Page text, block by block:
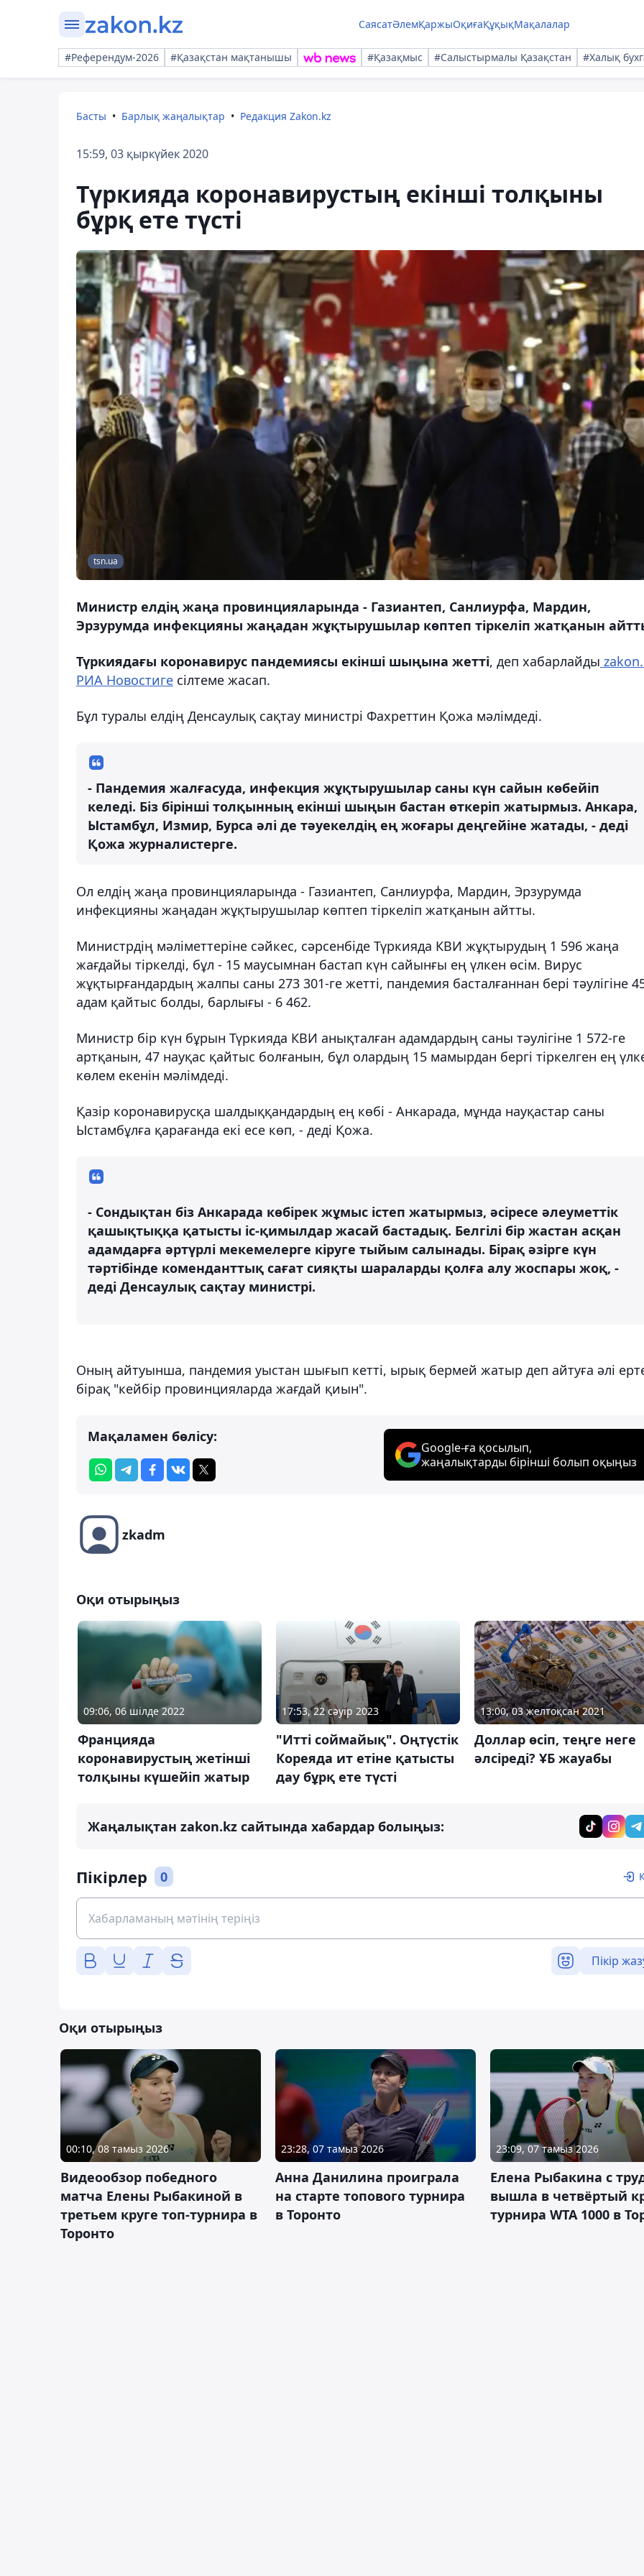
СаясатӘлемҚаржыОқиғаҚұқықМақалалар
#Референдум-2026 #Қазақстан мақтанышы #Қазақмыс #Салыстырмалы Қазақстан #Халық
Басты Барлық жаңалықтар Редакция Zakon.kz
15:59, 03 қыркүйек 2020
Түркияда коронавирустың екінші толқыны
бұрқ ете түсті
tsn.ua
Министр елдің жаңа провинцияларында - Газиантеп, Санлиурфа, Мардин,
Эрзурумда инфекцияны жаңадан жұқтырушылар көптеп тіркеліп жатқанын
Түркиядағы коронавирус пандемиясы екінші шыңына жетті, деп хабарлайды
РИА Новостиге сілтеме жасап.
Бұл туралы елдің Денсаулық сақтау министрі Фахреттин Қожа мәлімдеді.
- Пандемия жалғасуда, инфекция жұқтырушылар саны күн сайын көбейіп
келеді. Біз бірінші толқынның екінші шыңын бастан өткеріп жатырмыз. Анкара,
Ыстамбұл, Измир, Бурса әлі де тәуекелдің ең жоғары деңгейіне жатады, - деді
Қожа журналистерге.
Ол елдің жаңа провинцияларында - Газиантеп, Санлиурфа, Мардин, Эрзурумда
инфекцияны жаңадан жұқтырушылар көптеп тіркеліп жатқанын айтты.
Министрдің мәліметтеріне сәйкес, сәрсенбіде Түркияда КВИ жұқтырудың 1 596 жаңа
жағдайы тіркелді, бұл - 15 маусымнан бастап күн сайынғы ең үлкен өсім. Вирус
жұқтырғандардың жалпы саны 273 301-ге жетті, пандемия басталғаннан бері тәулігіне
адам қайтыс болды, барлығы - 6 462.
Министр бір күн бұрын Түркияда КВИ анықталған адамдардың саны тәулігіне 1 572-ге
артқанын, 47 науқас қайтыс болғанын, бұл олардың 15 мамырдан бергі тіркелген ең
көлем екенін мәлімдеді.
Қазір коронавирусқа шалдыққандардың ең көбі - Анкарада, мұнда науқастар саны
Ыстамбұлға қарағанда екі есе көп, - деді Қожа.
- Сондықтан біз Анкарада көбірек жұмыс істеп жатырмыз, әсіресе әлеуметтік
қашықтыққа қатысты іс-қимылдар жасай бастадық. Белгілі бір жастан асқан
адамдарға әртүрлі мекемелерге кіруге тыйым салынады. Бірақ әзірге күн
тәртібінде коменданттық сағат сияқты шараларды қолға алу жоспары жоқ, -
деді Денсаулық сақтау министрі.
Оның айтуынша, пандемия уыстан шығып кетті, ырық бермей жатыр деп айтуға әлі
бірақ "кейбір провинцияларда жағдай қиын".
Мақаламен бөлісу:
Google-ға қосылып,
жаңалықтарды бірінші болып оқыңыз
zkadm
Оқи отырыңыз
09:06, 06 шілде 2022
Францияда
коронавирустың жетінші
толқыны күшейіп жатыр
17:53, 22 сәуір 2023
"Итті соймайық". Оңтүстік
Кореяда ит етіне қатысты
дау бұрқ ете түсті
13:00, 03 желтоқсан 2021
Доллар өсіп, теңге неге
әлсіреді? ҰБ жауабы
Жаңалықтан zakon.kz сайтында хабардар болыңыз:
Пікірлер 0
Пікір
Оқи отырыңыз
00:10, 08 тамыз 2026
Видеообзор победного
матча Елены Рыбакиной в
третьем круге топ-турнира в
Торонто
23:28, 07 тамыз 2026
Анна Данилина проиграла
на старте топового турнира
в Торонто
23:09, 07 тамыз 2026
Елена Рыбакина с
вышла в четвёртый
турнира WTA 1000 в